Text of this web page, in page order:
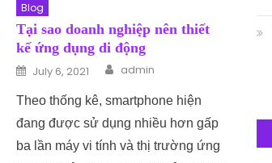
Blog
Tại sao doanh nghiệp nên thiết
kế ứng dụng di động
Posted on
July 6, 2021 Author
admin
Theo thống kê, smartphone hiện
đang được sử dụng nhiều hơn gấp
ba lần máy vi tính và thị trường ứng